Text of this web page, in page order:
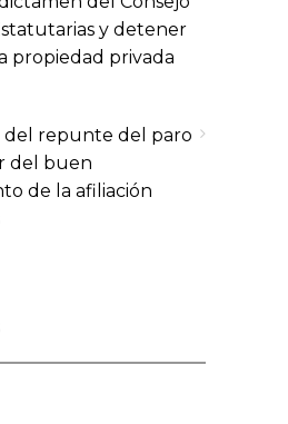
y detener
propiedad privada
del repunte del paro
del buen
de la afiliación